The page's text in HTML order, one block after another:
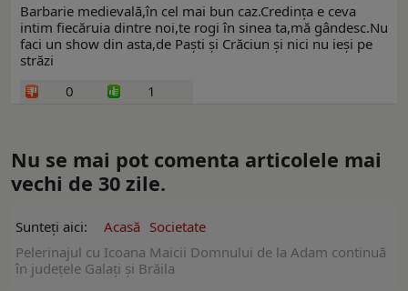
Barbarie medievală,în cel mai bun caz.Credința e ceva
intim fiecăruia dintre noi,te rogi în sinea ta,mă gândesc.Nu
faci un show din asta,de Paști și Crăciun și nici nu ieși pe
străzi
0
1
Nu se mai pot comenta articolele mai
vechi de 30 zile.
Sunteți aici: Acasă Societate
Pelerinajul cu Icoana Maicii Domnului de la Adam continuă
în judeţele Galaţi şi Brăila